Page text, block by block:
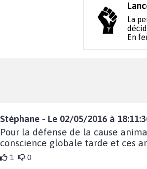
La
En
Stéphane - Le 02/05/2016 à
Pour la défense de la cause
conscience globale tarde et ces
1 0